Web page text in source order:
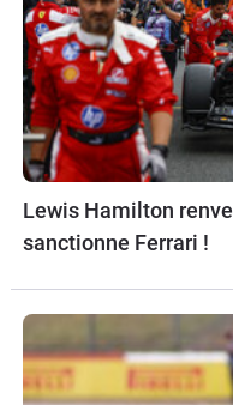
Lewis Hamilton
sanctionne Ferrari !